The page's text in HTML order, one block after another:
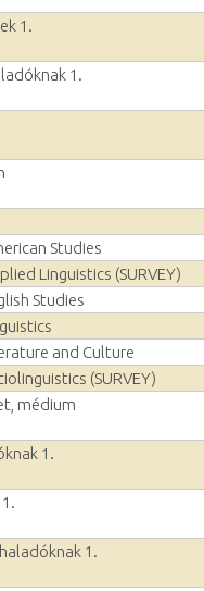
1.
1.
Studies
Linguistics (SURVEY)
Studies
and Culture
(SURVEY)
médium
1.
1.